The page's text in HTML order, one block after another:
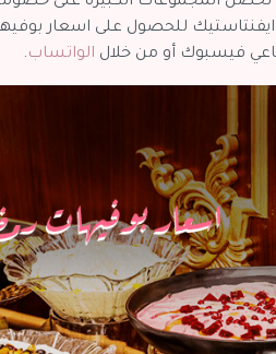
للحصول على اسعار
فيسبوك أو من خلال الواتساب.